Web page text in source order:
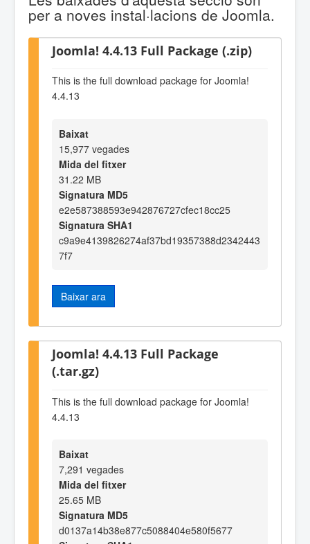
per a noves instal·lacions de Joomla.
Joomla! 4.4.13 Full Package (.zip)
This is the full download package for Joomla!
4.4.13
Baixat
15,977 vegades
Mida del fitxer
31.22 MB
Signatura MD5
e2e587388593e942876727cfec18cc25
Signatura SHA1
c9a9e4139826274af37bd19357388d2342443
7f7
Baixar ara
Joomla! 4.4.13 Full Package
(.tar.gz)
This is the full download package for Joomla!
4.4.13
Baixat
7,291 vegades
Mida del fitxer
25.65 MB
Signatura MD5
d0137a14b38e877c5088404e580f5677